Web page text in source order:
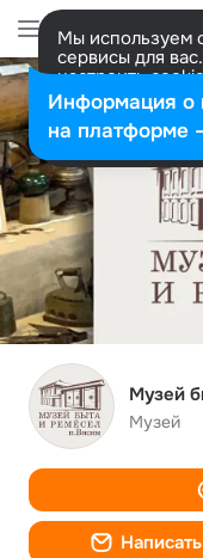
Мы используем
сервисы для
настроить
представитель.
Разрешить все
Музей
Музей
Написать
Информация о
на платформе